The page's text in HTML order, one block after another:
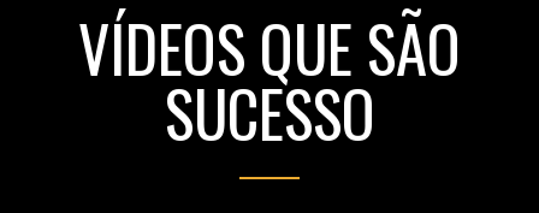
VÍDEOS QUE SÃO
SUCESSO